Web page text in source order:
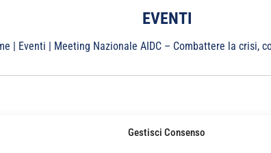
Gestisci Consenso
EVENTI
| Eventi | Meeting Nazionale AIDC – Combattere la crisi,
COMBATTERE LA CRISI,